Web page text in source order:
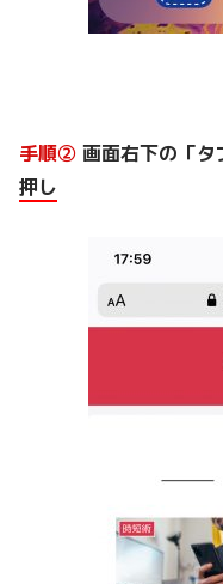
手順② 画面右下の「
押し